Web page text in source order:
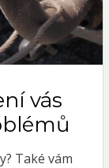
vás
Také vám